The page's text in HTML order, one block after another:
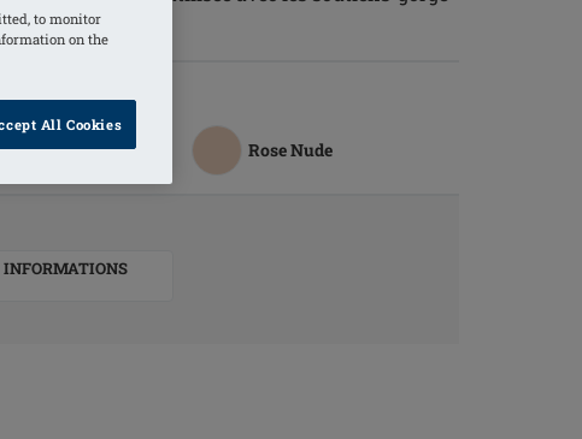
Rose Nude
INFORMATIONS
to monitor
on the
All Cookies